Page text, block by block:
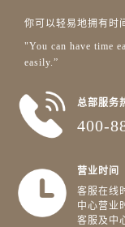
你可以轻易地拥有时
"You can have time
easily.”
总部服务
400-
营业时间
客服在线
中心营业
客服及中